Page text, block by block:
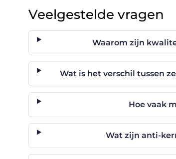
Veelgestelde vragen
Waarom zijn
Wat is het verschil tussen
Hoe vaak
Wat zijn anti-